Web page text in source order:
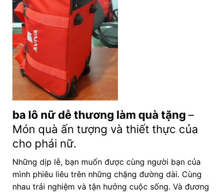
ba lô nữ dễ thương làm quà tặng –
Món quà ấn tượng và thiết thực của
cho phái nữ.
Những dịp lễ, bạn muốn được cùng người bạn của
mình phiêu liêu trên những chặng đường dài. Cùng
nhau trải nghiệm và tận hưởng cuộc sống. Và đương